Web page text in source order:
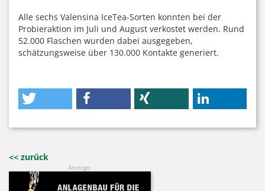
Alle sechs Valensina IceTea-Sorten konnten bei der
Probieraktion im Juli und August verkostet werden. Rund
52.000 Flaschen wurden dabei ausgegeben,
schätzungsweise über 130.000 Kontakte generiert.
<< zurück
Anzeige: